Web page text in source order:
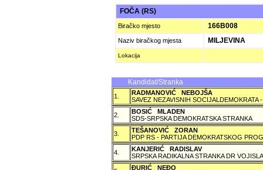
FOČA (RS)
Biračko mjesto 166B008
Naziv biračkog mjesta MILJEVINA
Lokacija
Kandidat/Stranka
1.
RADMANOVIĆ NEBOJŠA
SAVEZ NEZAVISNIH SOCIJALDEMOKRATA
2.
BOSIĆ MLADEN
SDS-SRPSKA DEMOKRATSKA STRANKA
3.
TEŠANOVIĆ ZORAN
PDP RS - PARTIJA DEMOKRATSKOG
4.
KANJERIĆ RADISLAV
SRPSKA RADIKALNA STRANKA DR
ÐURIĆ NEÐO